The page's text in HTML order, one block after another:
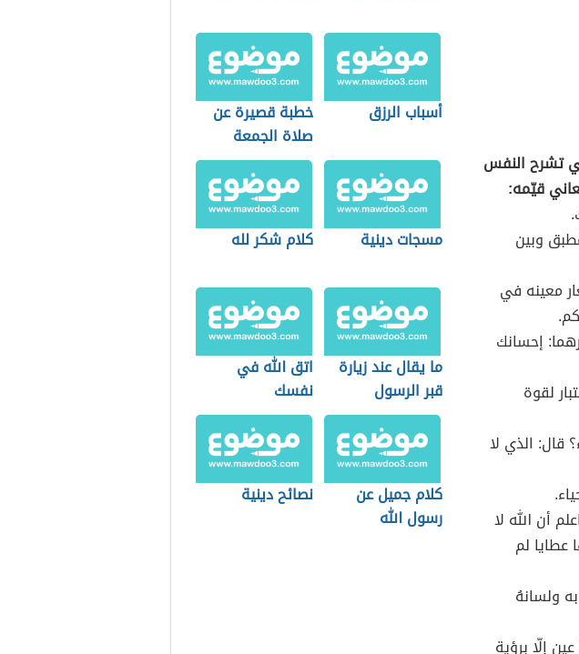
تشرح النفس
قيّمه:
وبين
معينه في
إحسانك
لقوة
قال: الذي لا
أن الله لا
لم
ولسانهُ
إلّا برؤية
أسباب الرزق
خطبة قصيرة عن
صلاة الجمعة
مسجات دينية كلام شكر لله
ما يقال عند زيارة
قبر الرسول
اتق الله في
نفسك
كلام جميل عن
رسول الله
نصائح دينية